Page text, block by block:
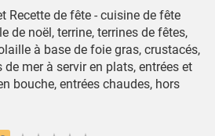
Recette de fête - cuisine de fête
de noël, terrine, terrines de fêtes,
à base de foie gras, crustacés,
mer à servir en plats, entrées et
bouche, entrées chaudes, hors